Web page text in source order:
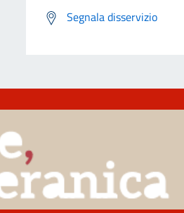
Segnala disservizio